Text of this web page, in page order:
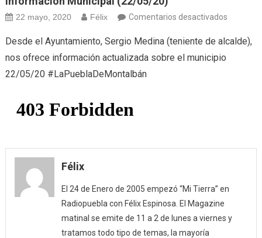
22 mayo, 2020 Félix Comentarios desactivadosen
Municipal
Desde el Ayuntamiento, Sergio Medina (teniente de alcalde),
nos ofrece información actualizada sobre el municipio
22/05/20 #LaPueblaDeMontalbán
Félix
El 24 de Enero de 2005 empezó “Mi Tierra” en
Radiopuebla con Félix Espinosa. El Magazine
matinal se emite de 11 a 2 de lunes a viernes y
tratamos todo tipo de temas, la mayoría